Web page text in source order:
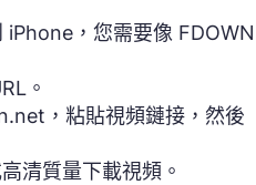
，您需要像 FDOWN
。
，粘貼視頻鏈接，然後
清質量下載視頻。